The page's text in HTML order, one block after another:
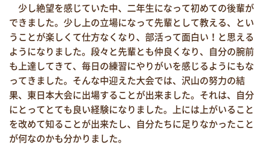
少し絶望を感じていた中、二年生になって初めての後輩が
できました。少し上の立場になって先輩として教える、とい
うことが楽しくて仕方なくなり、部活って面白い！と思える
ようになりました。段々と先輩とも仲良くなり、自分の腕前
も上達してきて、毎日の練習にやりがいを感じるようにもな
ってきました。そんな中迎えた大会では、沢山の努力の結
果、東日本大会に出場することが出来ました。それは、自分
にとってとても良い経験になりました。上には上がいること
を改めて知ることが出来たし、自分たちに足りなかったこと
が何なのかも分かりました。